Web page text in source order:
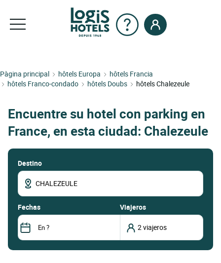
Pàgina principal hôtels Europa
hôtels Francia
hôtels Franco-condado
hôtels Doubs hôtels Chalezeule
Encuentre su hotel con parking en
France, en esta ciudad: Chalezeule
Destino
fechas Viajeros